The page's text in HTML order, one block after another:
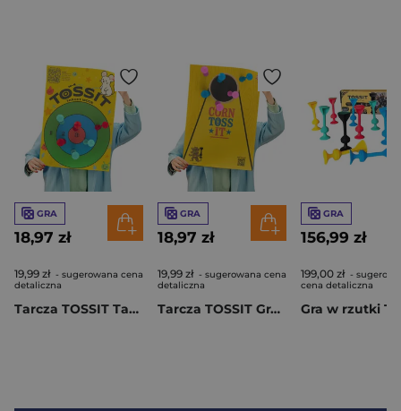
GRA
18,97 zł
19,99 zł - sugerowana cena
detaliczna
Tarcza TOSSIT Target & Tic-Tac-Toe
GRA
18,97 zł
19,99 zł - sugerowana cena
detaliczna
Tarcza TOSSIT Gra w obowiązki & Cornhole
GRA
156,99 zł
199,00 zł -
cena detaliczna